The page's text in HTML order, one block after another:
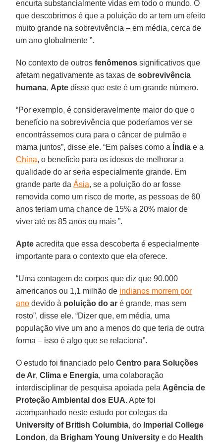
encurta substancialmente vidas em todo o mundo. O
que descobrimos é que a poluição do ar tem um efeito
muito grande na sobrevivência – em média, cerca de
um ano globalmente ”.
No contexto de outros fenômenos significativos que
afetam negativamente as taxas desobrevivência
humana, Apte disse que este é um grande número.
“Por exemplo, é consideravelmente maior do que o
benefício na sobrevivência que poderíamos ver se
encontrássemos cura para o câncer de pulmão e
mama juntos”, disse ele. “Em países como a Índia e a
China, o benefício para os idosos de melhorar a
qualidade do ar seria especialmente grande. Em
grande parte daÁsia, se a poluição do ar fosse
removida como um risco de morte, as pessoas de 60
anos teriam uma chance de 15% a 20% maior de
viver até os 85 anos ou mais ”.
Apte acredita que essa descoberta é especialmente
importante para o contexto que ela oferece.
“Uma contagem de corpos que diz que 90.000
americanos ou 1,1 milhão de indianos morrem por
ano devido à poluição do ar é grande, mas sem
rosto”, disse ele. “Dizer que, em média, uma
população vive um ano a menos do que teria de outra
forma – isso é algo que se relaciona”.
O estudo foi financiado pelo Centro para Soluções
de Ar, Clima e Energia, uma colaboração
interdisciplinar de pesquisa apoiada pela Agência de
Proteção Ambiental dos EUA. Apte foi
acompanhado neste estudo por colegas da
University of British Columbia, do Imperial College
London, da Brigham Young University e do Health